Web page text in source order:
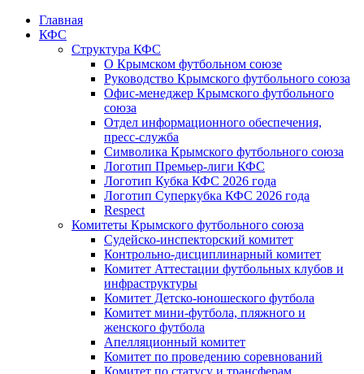
Главная
КФС
Структура КФС
О Крымском футбольном союзе
Руководство Крымского футбольного союза
Офис-менеджер Крымского футбольного
союза
Отдел информационного обеспечения,
пресс-служба
Символика Крымского футбольного союза
Логотип Премьер-лиги КФС
Логотип Кубка КФС 2026 года
Логотип Суперкубка КФС 2026 года
Respect
Комитеты Крымского футбольного союза
Судейско-инспекторский комитет
Контрольно-дисциплинарный комитет
Комитет Аттестации футбольных клубов и
инфраструктуры
Комитет Детско-юношеского футбола
Комитет мини-футбола, пляжного и
женского футбола
Апелляционный комитет
Комитет по проведению соревнований
Комитет по статусу и трансферам